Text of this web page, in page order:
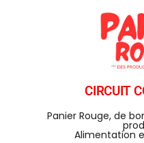
CIRCUIT
Panier Rouge, de
Alimentation